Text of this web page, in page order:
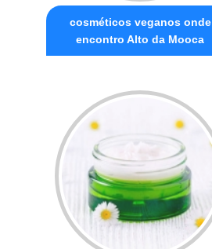
cosméticos veganos onde
encontro Alto da Mooca